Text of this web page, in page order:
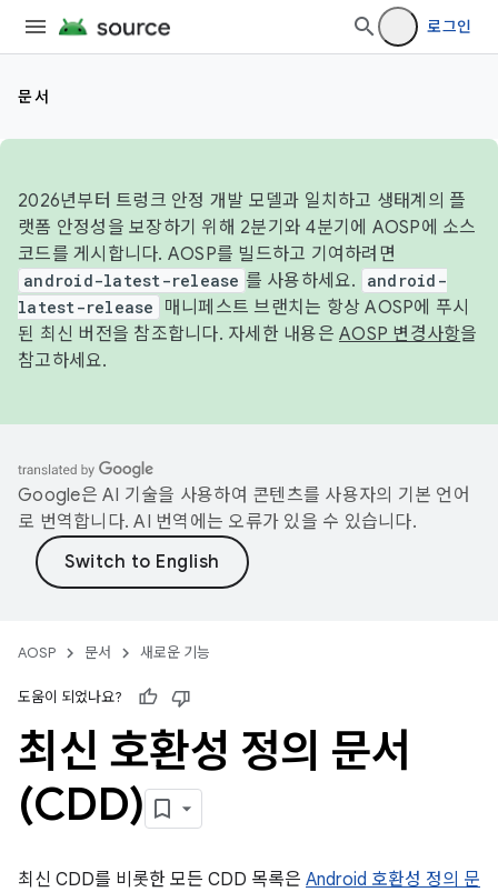
로그인
문서
2026년부터 트렁크 안정 개발 모델과 일치하고 생태계의 플
랫폼 안정성을 보장하기 위해 2분기와 4분기에 AOSP에 소스
코드를 게시합니다. AOSP를 빌드하고 기여하려면
android-latest-release 를 사용하세요.
android-
latest-release
매니페스트 브랜치는 항상 AOSP에 푸시
된 최신 버전을 참조합니다. 자세한 내용은 AOSP 변경사항을
참고하세요.
Google은 AI 기술을 사용하여 콘텐츠를 사용자의 기본 언어
로 번역합니다. AI 번역에는 오류가 있을 수 있습니다.
AOSP 문서 새로운 기능
도움이 되었나요?
최신 호환성 정의 문서
(CDD)
최신 CDD를 비롯한 모든 CDD 목록은 Android 호환성 정의 문